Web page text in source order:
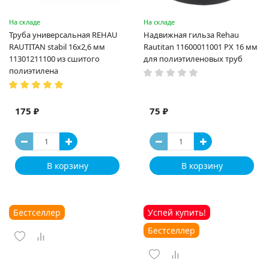
На складе
Труба универсальная REHAU
RAUTITAN stabil 16х2,6 мм
11301211100 из сшитого
полиэтилена
175 ₽
В корзину
На складе
Надвижная гильза Rehau
Rautitan 11600011001 PX 16 мм
для полиэтиленовых труб
75 ₽
В корзину
Бестселлер
Успей купить!
Бестселлер